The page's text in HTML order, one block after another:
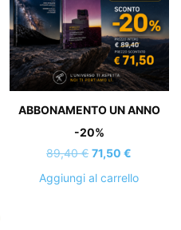
ABBONAMENTO UN ANNO
-20%
89,40€ Il
prezzo
71,50€
prezzo
Aggiungi al carrello